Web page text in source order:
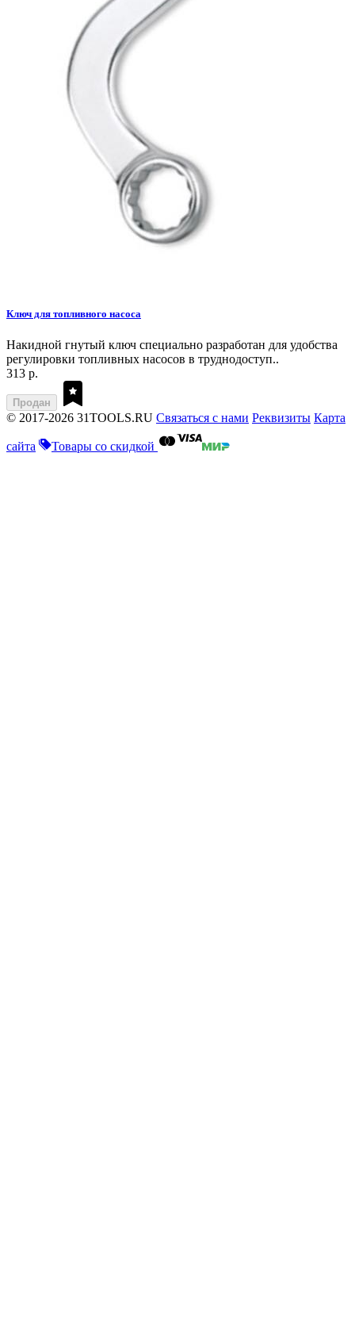
Ключ для топливного насоса
Накидной гнутый ключ специально разработан для удобства
регулировки топливных насосов в труднодоступ..
313 р.
Продан
© 2017-2026 31TOOLS.RU Связаться с нами Реквизиты Карта
сайта Товары со скидкой